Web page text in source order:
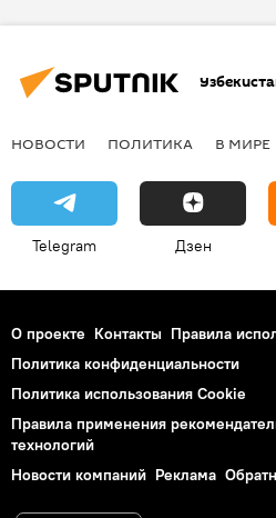
НОВОСТИ ПОЛИТИКА В МИРЕ
Telegram Дзен
О проекте Контакты Правила
Политика конфиденциальности
Политика использования Cookie
Правила применения
технологий
Новости компаний Реклама